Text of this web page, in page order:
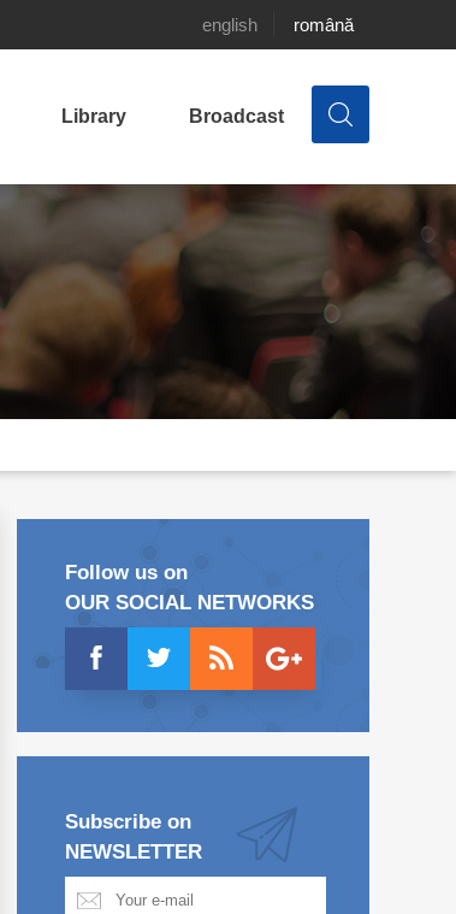
english română
Library Broadcast
Follow us on
OUR SOCIAL NETWORKS
Subscribe on
NEWSLETTER